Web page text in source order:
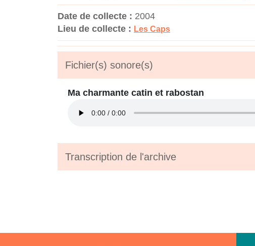
Date de collecte : 2004
Lieu de collecte : Les Caps
Fichier(s) sonore(s)
Ma charmante catin et rabostan
Transcription de l'archive